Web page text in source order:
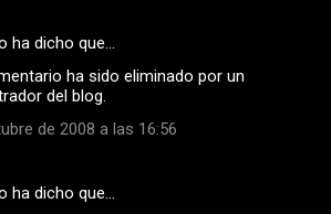
ha dicho que…
ha sido eliminado por un
del blog.
de 2008 a las 16:56
ha dicho que…